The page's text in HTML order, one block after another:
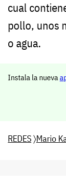
cual
pollo, unos
o agua.
Instala la nueva
REDES〉Mario